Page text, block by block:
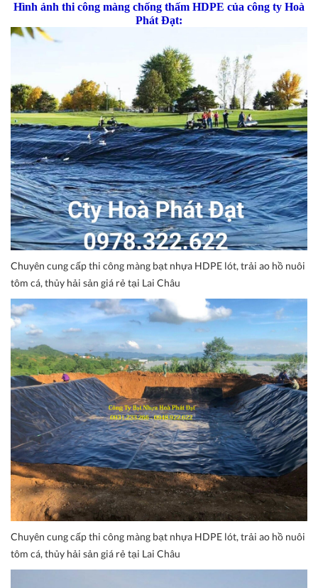
Hình ảnh thi công màng chống thấm HDPE của công ty Hoà
Phát Đạt:
Chuyên cung cấp thi công màng bạt nhựa HDPE lót, trải ao hồ nuôi
tôm cá, thủy hải sản giá rẻ tại Lai Châu
Chuyên cung cấp thi công màng bạt nhựa HDPE lót, trải ao hồ nuôi
tôm cá, thủy hải sản giá rẻ tại Lai Châu